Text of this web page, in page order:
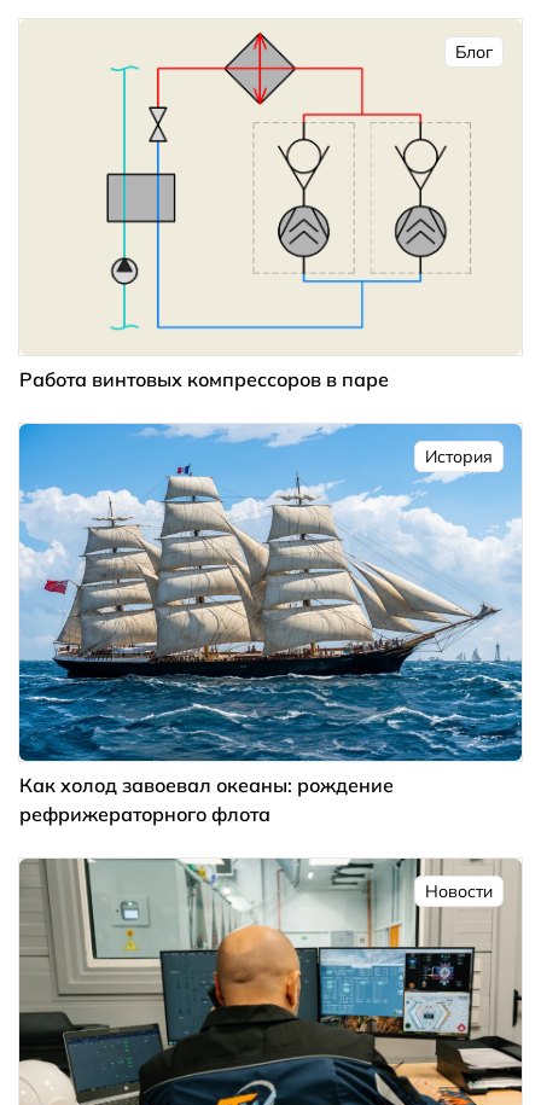
Блог
Работа винтовых компрессоров в паре
История
Как холод завоевал океаны: рождение
рефрижераторного флота
Новости